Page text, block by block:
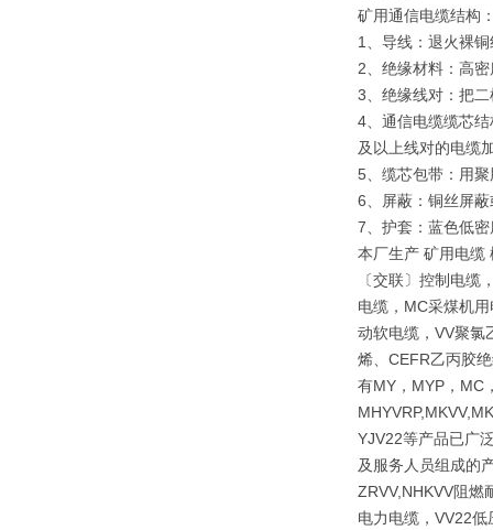
矿用通信电缆结构
1、导线：退火裸
2、绝缘材料：高
3、绝缘线对：把
4、通信电缆缆芯
及以上线对的电
5、缆芯包带：
6、屏蔽：铜丝屏
7、护套：蓝色低
本厂生产 矿用电缆
〔交联〕控制电
电缆，MC采煤机
动软电缆，VV聚氯
烯、CEFR乙丙胶
有MY，MYP，MC
YJV22等产品已广
及服务人员组成的
ZRVV,NHKVV阻燃
电力电缆，VV22